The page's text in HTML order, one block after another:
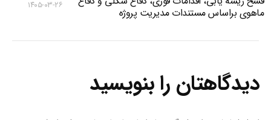
ماهوی براساس مستندات مدیریت پروژه
۱۴۰۵-۰۳-۲۶
دیدگاهتان را بنویسید